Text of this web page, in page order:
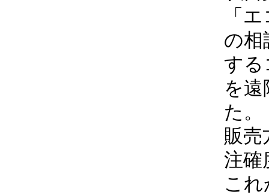
「
の相
する
を
た。
販売
注確
こ